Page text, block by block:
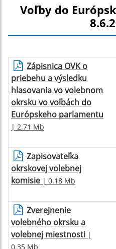
Voľby do
Zápisnica OVK o
priebehu a výsledku
hlasovania vo volebnom
okrsku vo voľbách do
Európskeho parlamentu
| 2.71 Mb
Zapisovateľka
okrskovej volebnej
komisie | 0.18 Mb
Zverejnenie
volebného okrsku a
volebnej miestnosti |
0.35 Mb